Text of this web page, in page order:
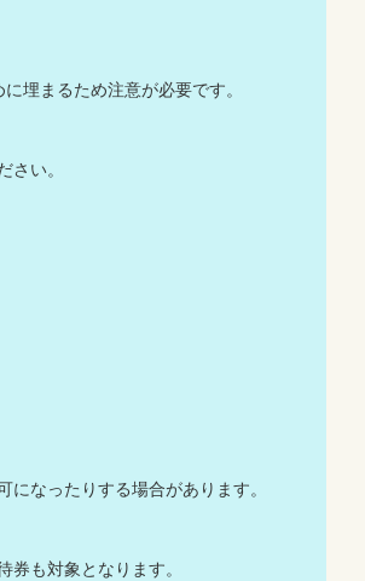
埋まるため注意が必要です。
さい。
なったりする場合があります。
も対象となります。